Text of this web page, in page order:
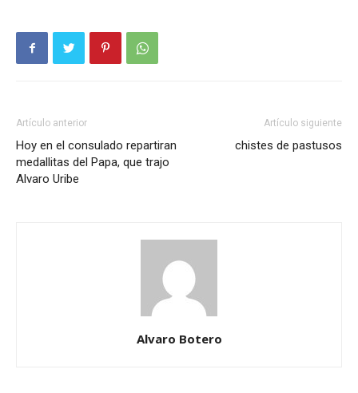
Artículo anterior
Hoy en el consulado repartiran
medallitas del Papa, que trajo
Alvaro Uribe
Artículo siguiente
chistes de pastusos
Alvaro Botero